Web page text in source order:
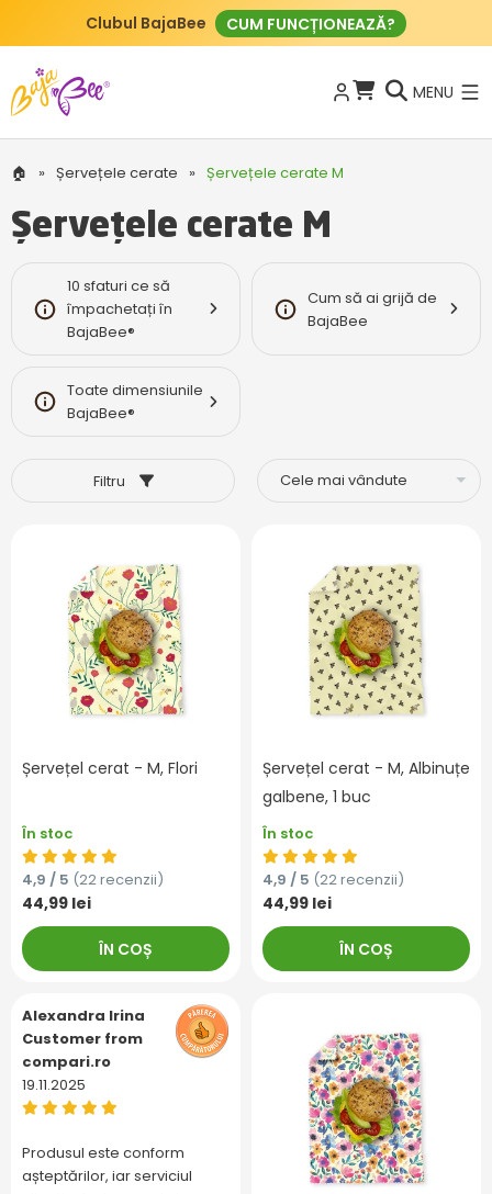
Clubul BajaBee CUM FUNCȚIONEAZĂ?
MENU
🏠 » Șervețele cerate » Șervețele cerate M
Șervețele cerate M
10 sfaturi ce să
împachetați în
BajaBee®
Cum să ai grijă de
BajaBee
Toate dimensiunile
BajaBee®
Filtru
Șervețel cerat - M, Flori
În stoc
4,9 / 5 (22 recenzii)
44,99 lei
ÎN COȘ
Șervețel cerat - M, Albinuțe
galbene, 1 buc
În stoc
4,9 / 5 (22 recenzii)
44,99 lei
ÎN COȘ
Alexandra Irina
Customer from
compari.ro
19.11.2025
Produsul este conform
așteptărilor, iar serviciul